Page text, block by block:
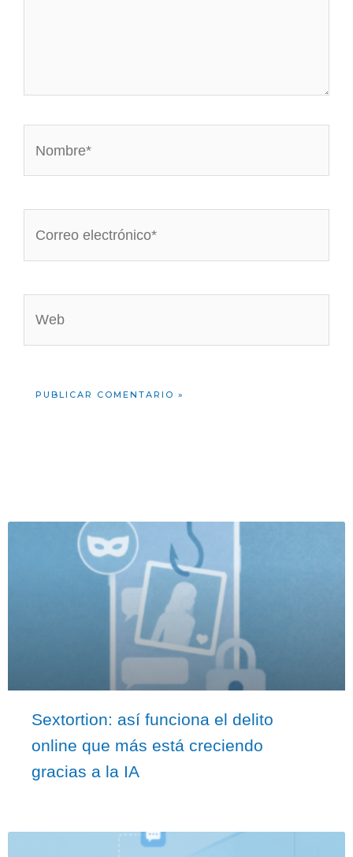
Sextortion: así funciona el delito
online que más está creciendo
gracias a la IA